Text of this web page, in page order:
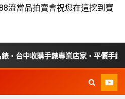
流當品拍賣會祝您在這挖到寶
購手錶專業店家・平價手錶維修